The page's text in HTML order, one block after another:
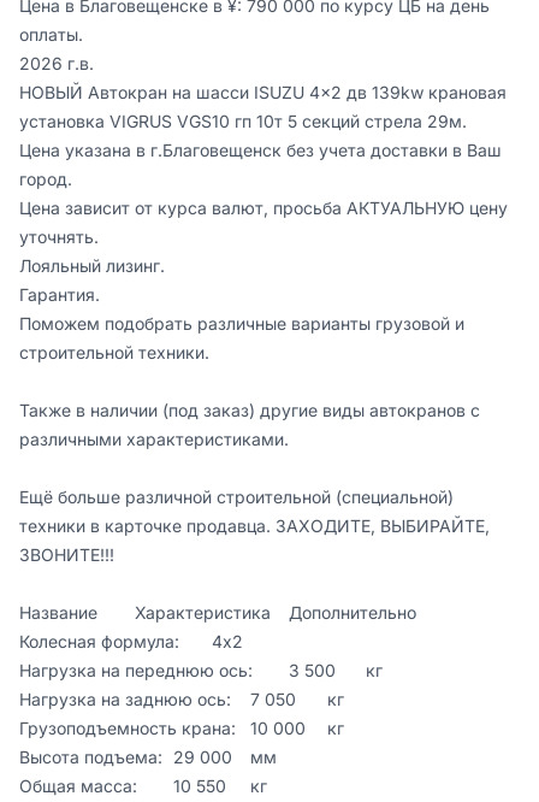
Цена в Благовещенске в ¥: 790 000 по курсу ЦБ на день
оплаты.
2026 г.в.
НОВЫЙ Автокран на шасси ISUZU 4x2 дв 139kw крановая
установка VIGRUS VGS10 гп 10т 5 секций стрела 29м.
Цена указaнa в г.Благовeщeнск без учeтa дocтaвки в Вaш
горoд.
Ценa зaвисит от куpca валют, просьбa АКTУАЛЬHУЮ цену
уточнять.
Лояльный лизинг.
Гарантия.
Поможем подобрать различные варианты грузовой и
строительной техники.
Также в наличии (под заказ) другие виды автокранов с
различными характеристиками.
Ещё больше различной строительной (специальной)
техники в карточке продавца. ЗАХОДИТЕ, ВЫБИРАЙТЕ,
ЗВОНИТЕ!!!
Название	Характеристика	Дополнительно
Колесная формула:	4х2
Нагрузка на переднюю ось:	3 500	кг
Нагрузка на заднюю ось:	7 050	кг
Грузоподъемность крана:	10 000	кг
Высота подъема:	29 000	мм
Общая масса:	10 550	кг